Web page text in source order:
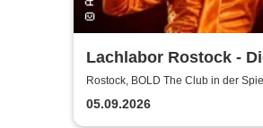
Lachlabor Rostock -
Comedy-Testbühne im
The Club
Rostock, BOLD The Club in der
Rostock
05.09.2026